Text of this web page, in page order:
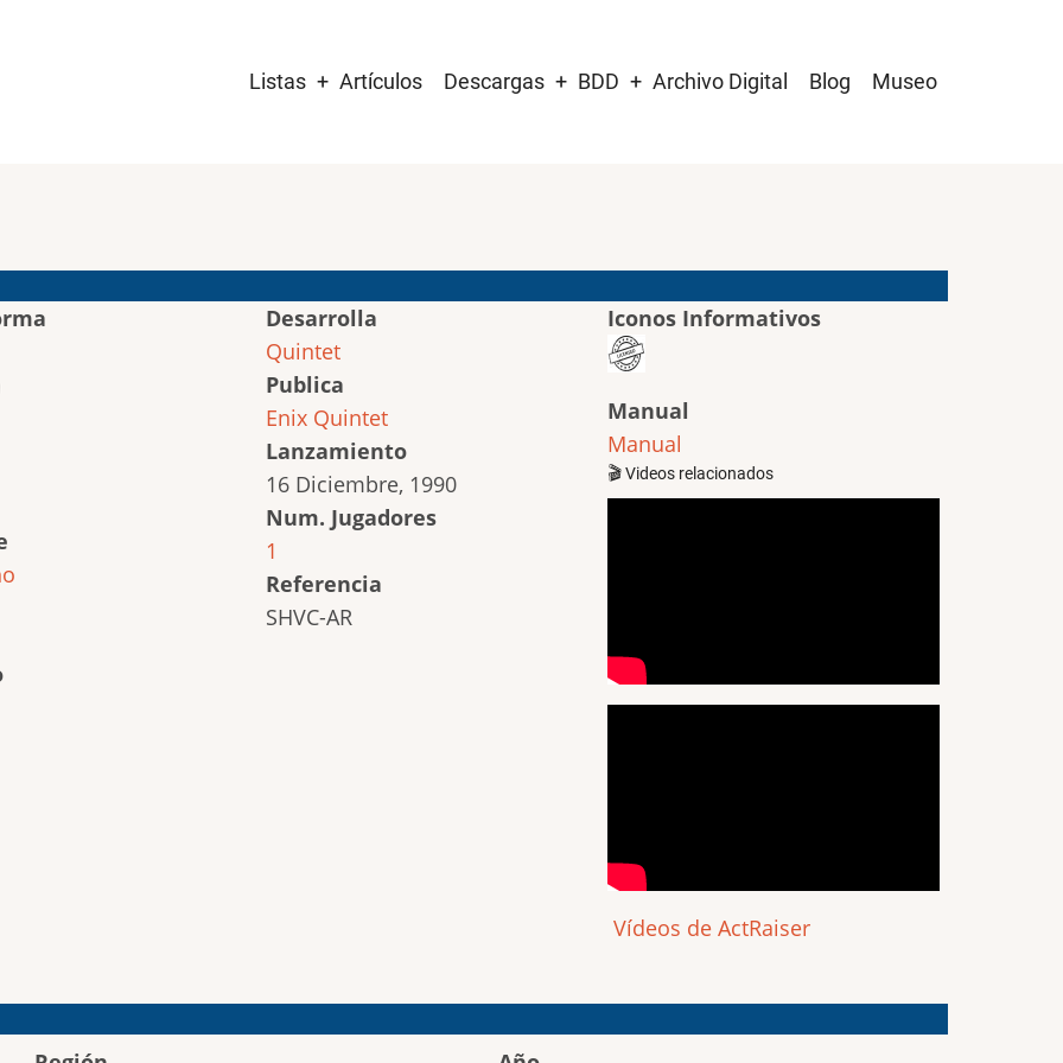
navigation
Listas Artículos Descargas BDD Archivo Digital Blog Museo
Desarrolla
Quintet
Publica
Enix Quintet
Lanzamiento
16 Diciembre, 1990
Num. Jugadores
1
Referencia
SHVC-AR
Iconos Informativos
Manual
Manual
🎬 Videos relacionados
Vídeos de ActRaiser